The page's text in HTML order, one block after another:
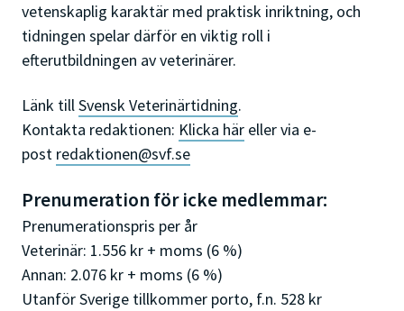
vetenskaplig karaktär med praktisk inriktning, och
tidningen spelar därför en viktig roll i
efterutbildningen av veterinärer.
Länk till Svensk Veterinärtidning.
Kontakta redaktionen: Klicka här eller via e-
post redaktionen@svf.se
Prenumeration för icke medlemmar:
Prenumerationspris per år
Veterinär: 1.556 kr + moms (6 %)
Annan: 2.076 kr + moms (6 %)
Utanför Sverige tillkommer porto, f.n. 528 kr